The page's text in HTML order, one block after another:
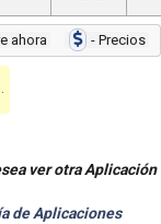
ahora - Precios
ver otra Aplicación
de Aplicaciones